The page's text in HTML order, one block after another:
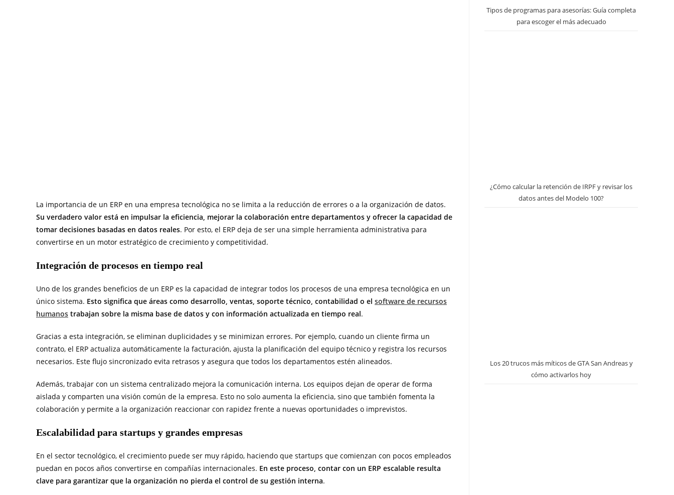
La importancia de un ERP en una empresa tecnológica no se limita a la reducción de errores o a la organización de datos.
Su verdadero valor está en impulsar la eficiencia, mejorar la colaboración entre departamentos y ofrecer la capacidad de
tomar decisiones basadas en datos reales. Por esto, el ERP deja de ser una simple herramienta administrativa para
convertirse en un motor estratégico de crecimiento y competitividad.
Integración de procesos en tiempo real
Uno de los grandes beneficios de un ERP es la capacidad de integrar todos los procesos de una empresa tecnológica en un
único sistema. Esto significa que áreas como desarrollo, ventas, soporte técnico, contabilidad o el software de recursos
humanos trabajan sobre la misma base de datos y con información actualizada en tiempo real.
Gracias a esta integración, se eliminan duplicidades y se minimizan errores. Por ejemplo, cuando un cliente firma un
contrato, el ERP actualiza automáticamente la facturación, ajusta la planificación del equipo técnico y registra los recursos
necesarios. Este flujo sincronizado evita retrasos y asegura que todos los departamentos estén alineados.
Además, trabajar con un sistema centralizado mejora la comunicación interna. Los equipos dejan de operar de forma
aislada y comparten una visión común de la empresa. Esto no solo aumenta la eficiencia, sino que también fomenta la
colaboración y permite a la organización reaccionar con rapidez frente a nuevas oportunidades o imprevistos.
Escalabilidad para startups y grandes empresas
En el sector tecnológico, el crecimiento puede ser muy rápido, haciendo que startups que comienzan con pocos empleados
puedan en pocos años convertirse en compañías internacionales. En este proceso, contar con un ERP escalable resulta
clave para garantizar que la organización no pierda el control de su gestión interna.
Tipos de programas para asesorías: Guía completa
para escoger el más adecuado
¿Cómo calcular la retención de IRPF y revisar los
datos antes del Modelo 100?
Los 20 trucos más míticos de GTA San Andreas y
cómo activarlos hoy